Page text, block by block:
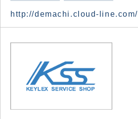
http://demachi.cloud-line.com/